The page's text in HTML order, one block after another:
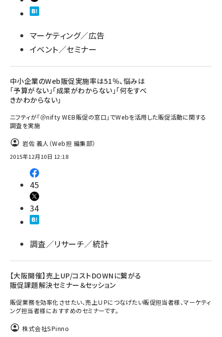
マーケティング／広告
イベント／セミナー
中小企業のWeb販促実施率は51％、悩みは
「予算がない」「成果がわからない」「何をすべ
きかわからない」
ニフティが「＠nifty WEB販促の窓口」でWebを活用した販促活動に関する
調査を実施
岩佐 義人（Web担 編集部）
2015年12月10日 12:18
45
34
調査／リサーチ／統計
【大阪開催】売上UP/コストDOWNに繋がる
販促課題解決セミナー＆セッション
販促業務を効率化させたい、売上ＵＰにつなげたい販促担当者様、マーケティ
ング担当者様におすすめのセミナーです。
株式会社SPinno